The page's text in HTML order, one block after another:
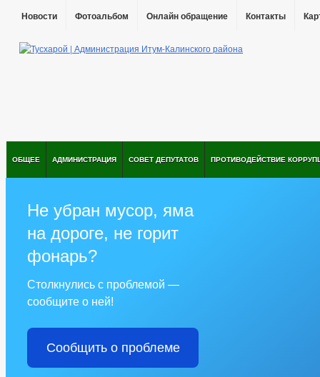
Новости Фотоальбом Онлайн обращение Контакты
ОБЩЕЕ АДМИНИСТРАЦИЯ СОВЕТ ДЕПУТАТОВ ПРОТИВОДЕЙСТВИЕ
Не убран мусор, яма
на дороге, не горит
фонарь?
Столкнулись с проблемой —
сообщите о ней!
Сообщить о проблеме